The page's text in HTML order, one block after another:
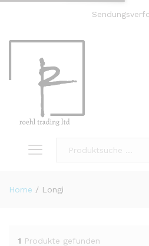
Home / Longi
1 Produkte gefunden